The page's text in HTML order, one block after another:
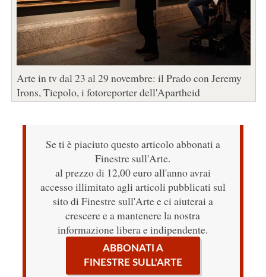
Arte in tv dal 23 al 29 novembre: il Prado con Jeremy
Irons, Tiepolo, i fotoreporter dell'Apartheid
Se ti è piaciuto questo articolo abbonati a
Finestre sull'Arte.
al prezzo di 12,00 euro all'anno avrai
accesso illimitato agli articoli pubblicati sul
sito di Finestre sull'Arte e ci aiuterai a
crescere e a mantenere la nostra
informazione libera e indipendente.
ABBONATI A
FINESTRE SULL'ARTE